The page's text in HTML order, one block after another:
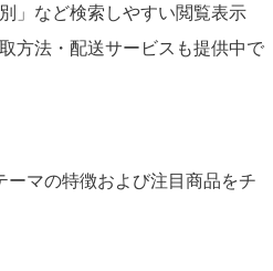
」など検索しやすい閲覧表示
方法・配送サービスも提供中で
マの特徴および注目商品をチ